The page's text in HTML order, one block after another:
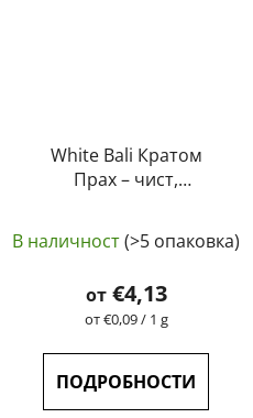
White Bali Кратом
Прах – чист,
| GreenGuru
оценка
на
продукта
5,0
В наличност(>5 опаковка)
от€4,13
Измерване
цената:
от €0,09 / 1 g
ПОДРОБНОСТИ